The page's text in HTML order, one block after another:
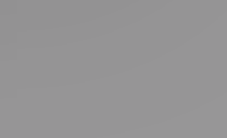
окне))